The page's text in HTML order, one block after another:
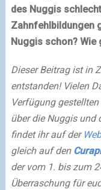
des Nuggis
Zahnfehlbildungen
Nuggis schon? Wie
Dieser Beitrag ist in
entstanden! Vielen
Verfügung
über die Nuggis und
findet ihr auf der
gleich auf den
der vom 1. bis zum
Überraschung für